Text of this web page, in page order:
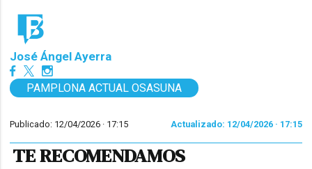
José Ángel Ayerra
PAMPLONA ACTUAL OSASUNA
Publicado: 12/04/2026 · 17:15 Actualizado: 12/04/2026 · 17:15
TE RECOMENDAMOS